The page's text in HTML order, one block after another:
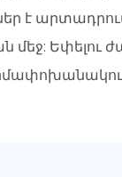
է
մեջ: Եփելու